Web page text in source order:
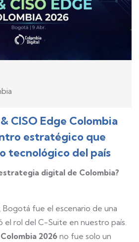
CISO Edge Colombia
estratégico que
tecnológico del país
digital de Colombia?
Bogotá fue el escenario de una
el rol del C-Suite en nuestro país.
2026 no fue solo un